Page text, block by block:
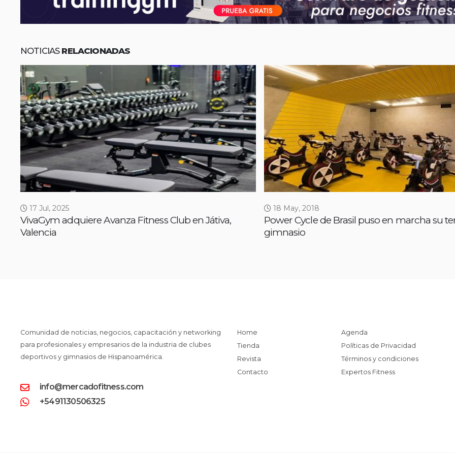
NOTICIAS RELACIONADAS
17 Jul, 2025
VivaGym adquiere Avanza Fitness Club en Játiva,
Valencia
18 May, 2018
Power Cycle de Brasil puso en marcha su
gimnasio
Comunidad de noticias, negocios, capacitación y networking
para profesionales y empresarios de la industria de clubes
deportivos y gimnasios de Hispanoamérica.
info@mercadofitness.com
+5491130506325
Home
Tienda
Revista
Contacto
Agenda
Políticas de Privacidad
Términos y condiciones
Expertos Fitness